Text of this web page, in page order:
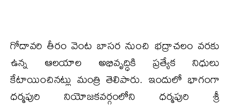
గోదావరి తీరం వెంట బాసర నుంచి భద్రాచలం వరకు
ఉన్న ఆలయాల అభివృద్ధికి ప్రత్యేక నిధులు
కేటాయించినట్లు మంత్రి తెలిపారు. ఇందులో భాగంగా
ధర్మపురి నియోజకవర్గంలోని ధర్మపురి శ్రీ